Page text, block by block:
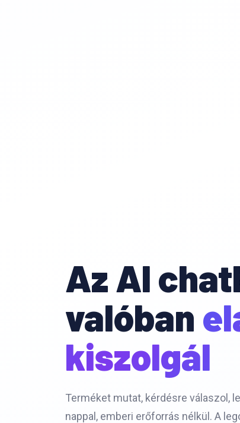
Az AI
valóban
kiszolgál
Terméket mutat, kérdésre válaszol,
nappal, emberi erőforrás nélkül. A